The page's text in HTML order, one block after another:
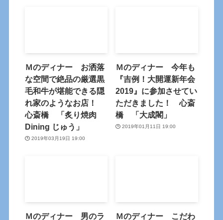
Ｍのディナー お洒落
な空間で絶品の厳選黒
毛和牛が堪能できる隠
れ家のようなお店！
心斎橋 「炙り焼肉
Dining じゅう」
2019年03月19日 19:00
Ｍのディナー 今年も
『吉例！大開運新年会
2019』に参加させてい
ただきました！ 心斎
橋 「大成閣」
2019年01月11日 19:00
Ｍのディナー 男のラ
Ｍのディナー こだわ